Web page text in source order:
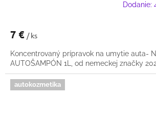
Dodanie:
7 € / ks
Koncentrovaný prípravok na umytie auta-
AUTOŠAMPÓN 1L, od nemeckej značky
autokozmetika